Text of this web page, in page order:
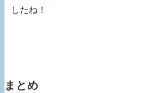
したね！
まとめ